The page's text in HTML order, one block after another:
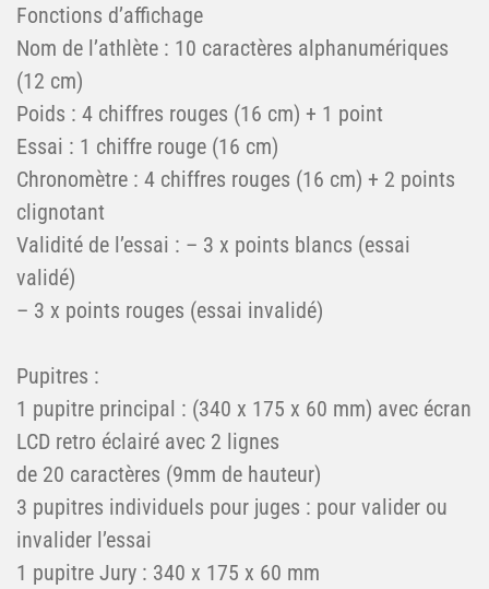
Fonctions d’affichage
Nom de l’athlète : 10 caractères alphanumériques
(12 cm)
Poids : 4 chiffres rouges (16 cm) + 1 point
Essai : 1 chiffre rouge (16 cm)
Chronomètre : 4 chiffres rouges (16 cm) + 2 points
clignotant
Validité de l’essai : – 3 x points blancs (essai
validé)
– 3 x points rouges (essai invalidé)
Pupitres :
1 pupitre principal : (340 x 175 x 60 mm) avec écran
LCD retro éclairé avec 2 lignes
de 20 caractères (9mm de hauteur)
3 pupitres individuels pour juges : pour valider ou
invalider l’essai
1 pupitre Jury : 340 x 175 x 60 mm